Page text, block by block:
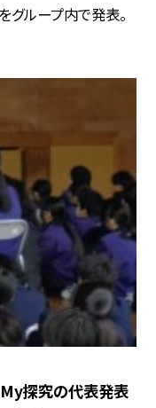
グループ内で発表。
探究の代表発表